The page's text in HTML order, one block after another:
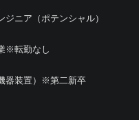
ジニア（ポテンシャル）
※転勤なし
器装置）※第二新卒